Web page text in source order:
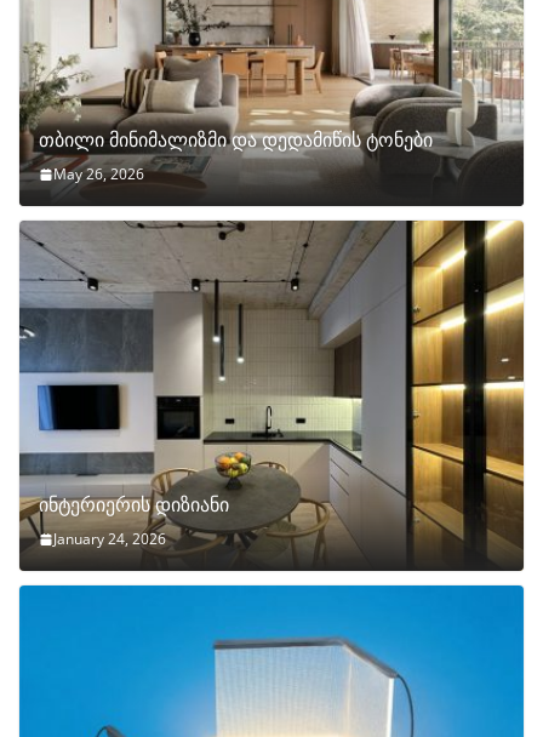
თბილი მინიმალიზმი და დედამიწის ტონები
May 26, 2026
ინტერიერის დიზიანი
January 24, 2026